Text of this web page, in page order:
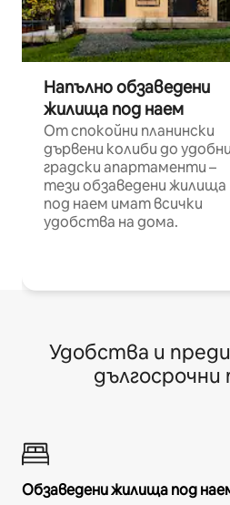
Напълно обзаведени
жилища под наем
От спокойни планински
дървени колиби до удобни
градски апартаменти –
тези обзаведени жилища
под наем имат всички
удобства на дома.
Удобства и
Обзаведени жилища под